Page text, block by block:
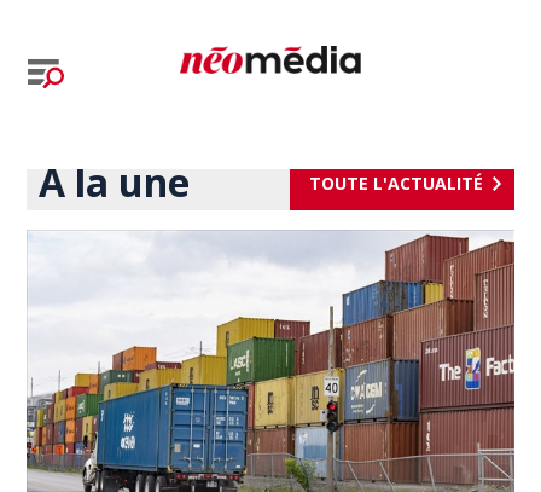
À la une TOUTE L'ACTUALITÉ